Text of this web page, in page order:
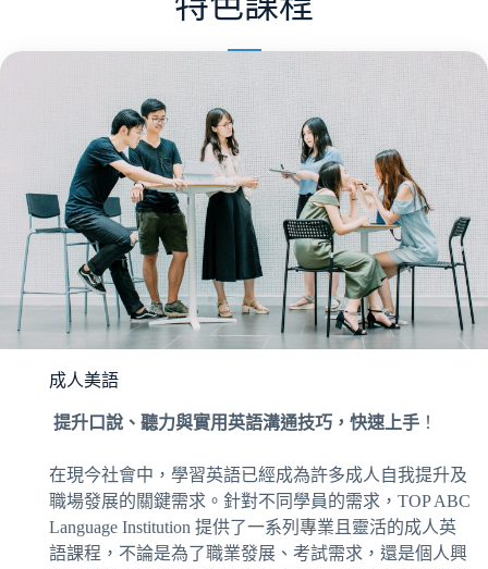
成人美語
提升口說、聽力與實用英語溝通技巧，快速上手 ！
在現今社會中，學習英語已經成為許多成人自我提升及
職場發展的關鍵需求。針對不同學員的需求，TOP ABC
Language Institution 提供了一系列專業且靈活的成人英
語課程，不論是為了職業發展、考試需求，還是個人興